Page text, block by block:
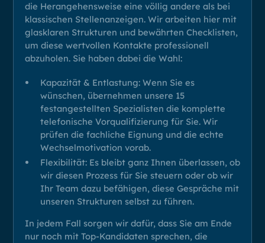
die Herangehensweise eine völlig andere als bei
klassischen Stellenanzeigen. Wir arbeiten hier mit
glasklaren Strukturen und bewährten Checklisten,
um diese wertvollen Kontakte professionell
abzuholen. Sie haben dabei die Wahl:
Kapazität & Entlastung: Wenn Sie es
wünschen, übernehmen unsere 15
festangestellten Spezialisten die komplette
telefonische Vorqualifizierung für Sie. Wir
prüfen die fachliche Eignung und die echte
Wechselmotivation vorab.
Flexibilität: Es bleibt ganz Ihnen überlassen, ob
wir diesen Prozess für Sie steuern oder ob wir
Ihr Team dazu befähigen, diese Gespräche mit
unseren Strukturen selbst zu führen.
In jedem Fall sorgen wir dafür, dass Sie am Ende
nur noch mit Top-Kandidaten sprechen, die